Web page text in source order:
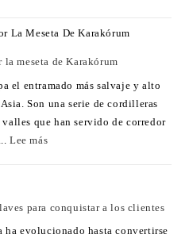
meseta de Karakórum
el entramado más salvaje y alto
Son una serie de cordilleras
que han servido de corredor
Lee más
para conquistar a los clientes
evolucionado hasta convertirse